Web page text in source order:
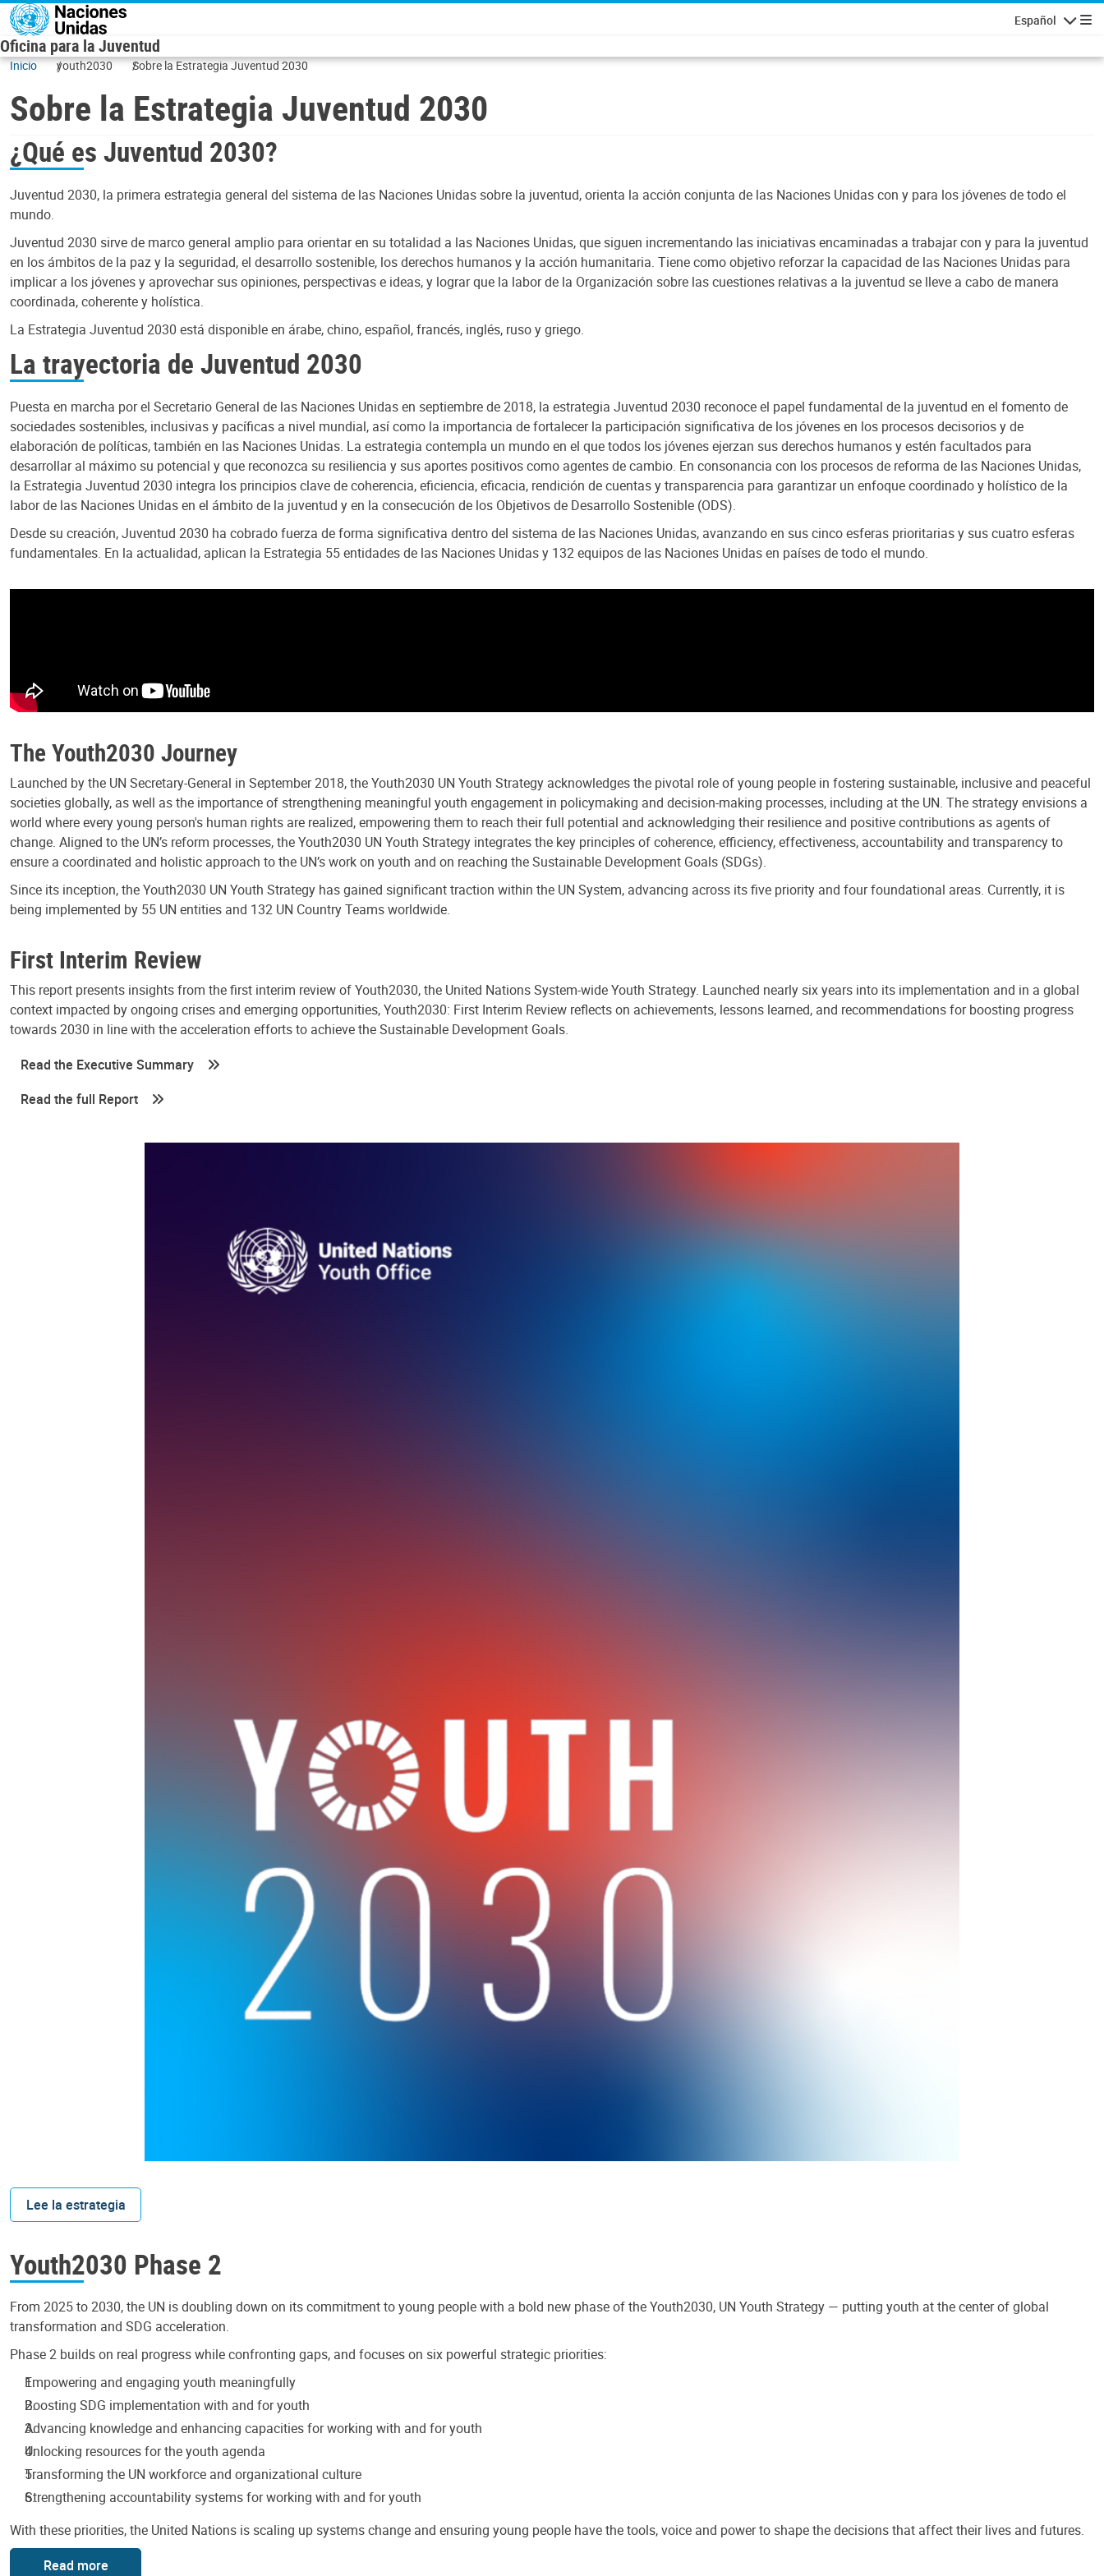
Pasar al contenido principal
Español
Oficina para la Juventud
Inicio youth2030 Sobre la Estrategia Juventud 2030
Sobre la Estrategia Juventud 2030
¿Qué es Juventud 2030?
Juventud 2030, la primera estrategia general del sistema de las Naciones Unidas sobre la juventud, orienta la acción conjunta de las Naciones Unidas con y para los jóvenes de todo el
mundo.
Juventud 2030 sirve de marco general amplio para orientar en su totalidad a las Naciones Unidas, que siguen incrementando las iniciativas encaminadas a trabajar con y para la juventud
en los ámbitos de la paz y la seguridad, el desarrollo sostenible, los derechos humanos y la acción humanitaria. Tiene como objetivo reforzar la capacidad de las Naciones Unidas para
implicar a los jóvenes y aprovechar sus opiniones, perspectivas e ideas, y lograr que la labor de la Organización sobre las cuestiones relativas a la juventud se lleve a cabo de manera
coordinada, coherente y holística.
La Estrategia Juventud 2030 está disponible en árabe, chino, español, francés, inglés, ruso y griego.
La trayectoria de Juventud 2030
Puesta en marcha por el Secretario General de las Naciones Unidas en septiembre de 2018, la estrategia Juventud 2030 reconoce el papel fundamental de la juventud en el fomento de
sociedades sostenibles, inclusivas y pacíficas a nivel mundial, así como la importancia de fortalecer la participación significativa de los jóvenes en los procesos decisorios y de
elaboración de políticas, también en las Naciones Unidas. La estrategia contempla un mundo en el que todos los jóvenes ejerzan sus derechos humanos y estén facultados para
desarrollar al máximo su potencial y que reconozca su resiliencia y sus aportes positivos como agentes de cambio. En consonancia con los procesos de reforma de las Naciones Unidas,
la Estrategia Juventud 2030 integra los principios clave de coherencia, eficiencia, eficacia, rendición de cuentas y transparencia para garantizar un enfoque coordinado y holístico de la
labor de las Naciones Unidas en el ámbito de la juventud y en la consecución de los Objetivos de Desarrollo Sostenible (ODS).
Desde su creación, Juventud 2030 ha cobrado fuerza de forma significativa dentro del sistema de las Naciones Unidas, avanzando en sus cinco esferas prioritarias y sus cuatro esferas
fundamentales. En la actualidad, aplican la Estrategia 55 entidades de las Naciones Unidas y 132 equipos de las Naciones Unidas en países de todo el mundo.
The Youth2030 Journey
Launched by the UN Secretary-General in September 2018, the Youth2030 UN Youth Strategy acknowledges the pivotal role of young people in fostering sustainable, inclusive and peaceful
societies globally, as well as the importance of strengthening meaningful youth engagement in policymaking and decision-making processes, including at the UN. The strategy envisions a
world where every young person's human rights are realized, empowering them to reach their full potential and acknowledging their resilience and positive contributions as agents of
change. Aligned to the UN’s reform processes, the Youth2030 UN Youth Strategy integrates the key principles of coherence, efficiency, effectiveness, accountability and transparency to
ensure a coordinated and holistic approach to the UN’s work on youth and on reaching the Sustainable Development Goals (SDGs).
Since its inception, the Youth2030 UN Youth Strategy has gained significant traction within the UN System, advancing across its five priority and four foundational areas. Currently, it is
being implemented by 55 UN entities and 132 UN Country Teams worldwide.
First Interim Review
This report presents insights from the first interim review of Youth2030, the United Nations System-wide Youth Strategy. Launched nearly six years into its implementation and in a global
context impacted by ongoing crises and emerging opportunities, Youth2030: First Interim Review reflects on achievements, lessons learned, and recommendations for boosting progress
towards 2030 in line with the acceleration efforts to achieve the Sustainable Development Goals.
Read the Executive Summary
Read the full Report
Lee la estrategia
Youth2030 Phase 2
From 2025 to 2030, the UN is doubling down on its commitment to young people with a bold new phase of the Youth2030, UN Youth Strategy — putting youth at the center of global
transformation and SDG acceleration.
Phase 2 builds on real progress while confronting gaps, and focuses on six powerful strategic priorities:
Empowering and engaging youth meaningfully
Boosting SDG implementation with and for youth
Advancing knowledge and enhancing capacities for working with and for youth
Unlocking resources for the youth agenda
Transforming the UN workforce and organizational culture
Strengthening accountability systems for working with and for youth
With these priorities, the United Nations is scaling up systems change and ensuring young people have the tools, voice and power to shape the decisions that affect their lives and futures.
Read more